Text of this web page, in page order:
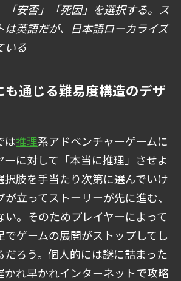
安否」「死因」を選択する。ス
は英語だが、日本語ローカライズ
いる
も通じる難易度構造のデザ
は推理系アドベンチャーゲームに
に対して「本当に推理」させよ
択肢を手当たり次第に選んでいけ
立ってストーリーが先に進む、
い。そのためプレイヤーによって
でゲームの展開がストップしてし
だろう。個人的には謎に詰まった
かれ早かれインターネットで攻略